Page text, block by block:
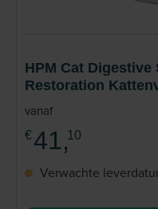
HPM Cat
Restoration
vanaf
€ 41,10
Verwachte